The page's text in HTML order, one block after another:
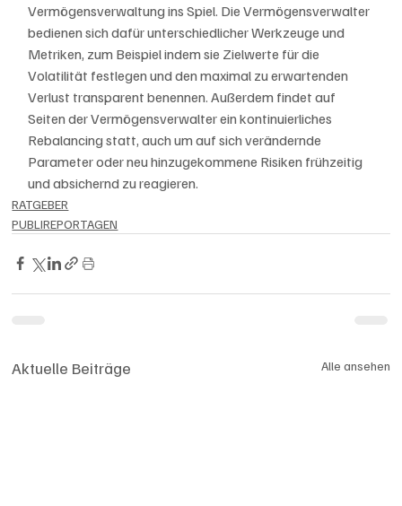
Vermögensverwaltung ins Spiel. Die Vermögensverwalter
bedienen sich dafür unterschiedlicher Werkzeuge und
Metriken, zum Beispiel indem sie Zielwerte für die
Volatilität festlegen und den maximal zu erwartenden
Verlust transparent benennen. Außerdem findet auf
Seiten der Vermögensverwalter ein kontinuierliches
Rebalancing statt, auch um auf sich verändernde
Parameter oder neu hinzugekommene Risiken frühzeitig
und absichernd zu reagieren.
RATGEBER
PUBLIREPORTAGEN
Aktuelle Beiträge Alle ansehen